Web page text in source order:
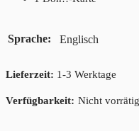
Sprache Englisch
Lieferzeit: 1-3 Werktage
Nicht vorrätig